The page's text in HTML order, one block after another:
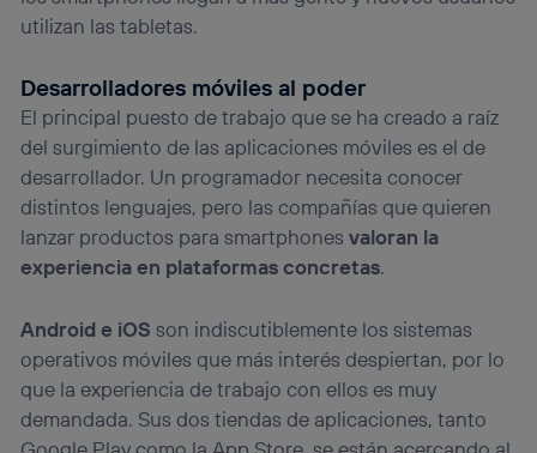
utilizan las tabletas.
Desarrolladores móviles al poder
El principal puesto de trabajo que se ha creado a raíz
del surgimiento de las aplicaciones móviles es el de
desarrollador. Un programador necesita conocer
distintos lenguajes, pero las compañías que quieren
lanzar productos para smartphonesvaloran la
experiencia en plataformas concretas.
Android e iOS son indiscutiblemente los sistemas
operativos móviles que más interés despiertan, por lo
que la experiencia de trabajo con ellos es muy
demandada. Sus dos tiendas de aplicaciones, tanto
operadora de telefonía , utilizando tu dirección IP y otra
información de la cuenta de cliente de
(p. ej., número de teléfono móvil).
Este identificador se asigna a la conexión de internet, por
lo que cualquier persona que conecte su dispositivo y
consienta el uso de la tecnología recibirá el mismo
identificador. Típicamente:
Si utilizas unaconexión de banda ancha(p. ej., Wi-Fi),
el marketing o análisis se realizará en función de las
actividades de navegación de los miembros del hogar
que hayan dado su consentimiento.
personalizado, ya que se basará únicamente en la
navegación del usuario del móvil.
Puedes gestionar los consentimientos Utiq seleccionando
“Administrar Utiq” en la parte inferior de esta página web o
visitando el portal de privacidad de Utiq